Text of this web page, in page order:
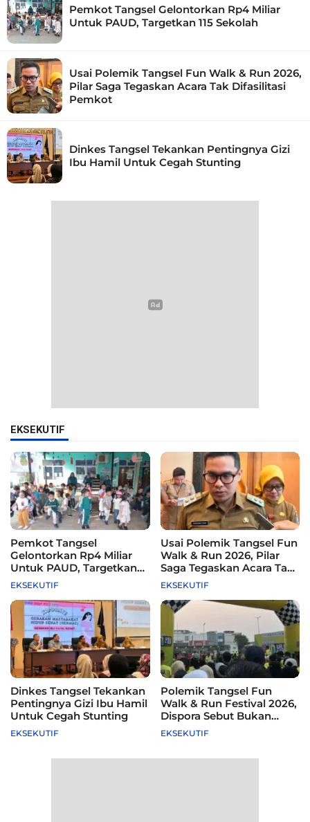
Pemkot Tangsel Gelontorkan Rp4 Miliar
Untuk PAUD, Targetkan 115 Sekolah
Usai Polemik Tangsel Fun Walk & Run 2026,
Pilar Saga Tegaskan Acara Tak Difasilitasi
Pemkot
Dinkes Tangsel Tekankan Pentingnya Gizi
Ibu Hamil Untuk Cegah Stunting
EKSEKUTIF
Pemkot Tangsel
Gelontorkan Rp4 Miliar
Untuk PAUD, Targetkan
115 Sekolah
EKSEKUTIF
Usai Polemik Tangsel Fun
Walk & Run 2026, Pilar
Saga Tegaskan Acara Tak
Difasilitasi Pemkot
EKSEKUTIF
Dinkes Tangsel Tekankan
Pentingnya Gizi Ibu Hamil
Untuk Cegah Stunting
EKSEKUTIF
Polemik Tangsel Fun
Walk & Run Festival 2026,
Dispora Sebut Bukan
Agenda Pemkot
EKSEKUTIF